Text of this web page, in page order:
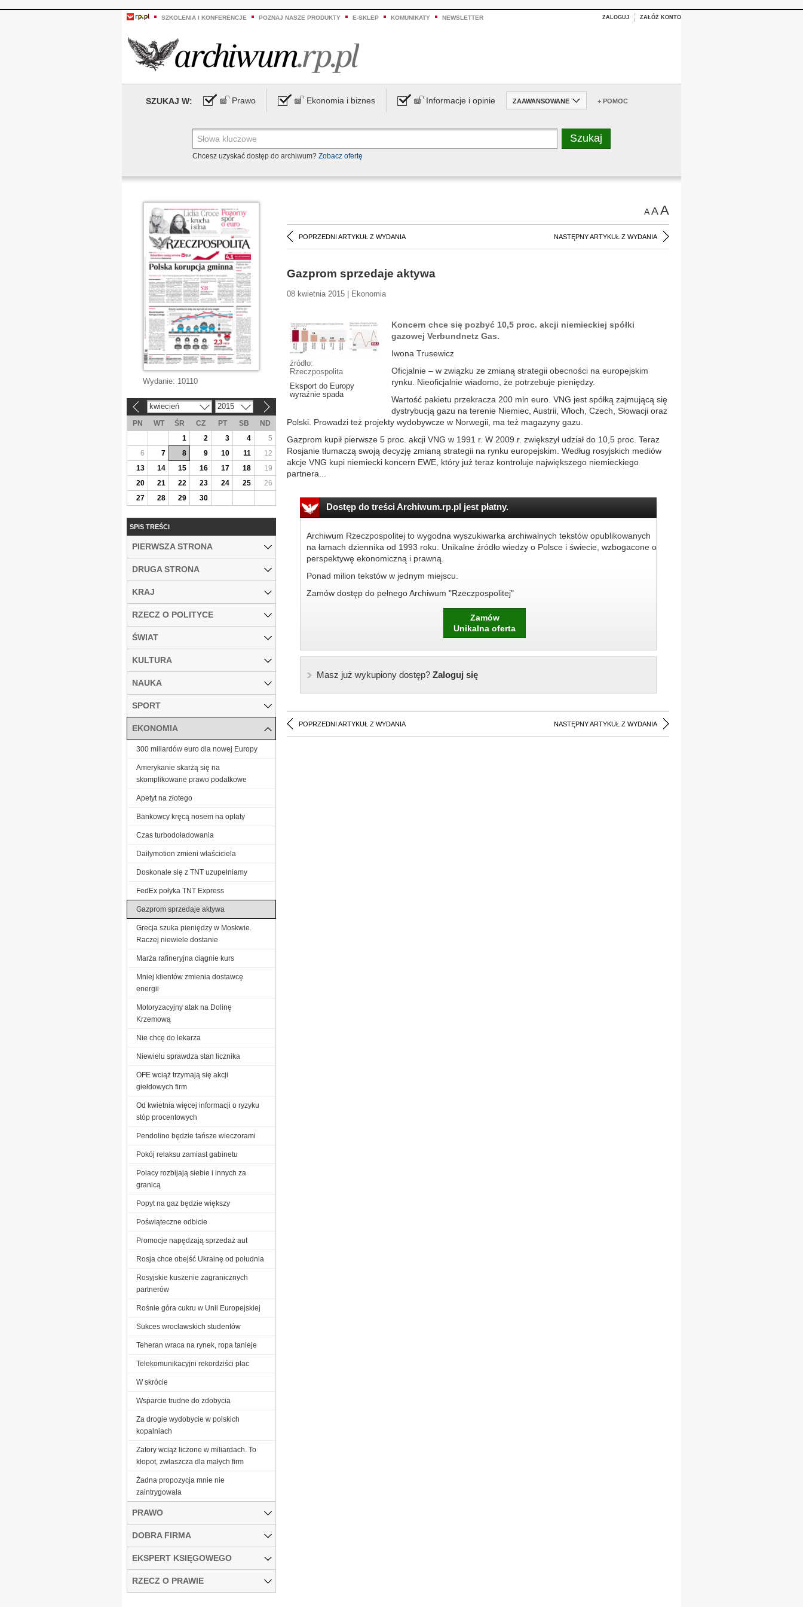
SZKOLENIA I KONFERENCJE POZNAJ NASZE PRODUKTY E-SKLEP KOMUNIKATY NEWSLETTER ZALOGUJ ZAŁÓŻ KONTO
SZUKAJ W: Prawo Ekonomia i biznes Informacje i opinie ZAAWANSOWANE + POMOC
Chcesz uzyskać dostęp do archiwum? Zobacz ofertę
AAA
POPRZEDNI ARTYKUŁ Z WYDANIA NASTĘPNY ARTYKUŁ Z WYDANIA
Gazprom sprzedaje aktywa
08 kwietnia 2015 | Ekonomia
źródło:
Rzeczpospolita
Eksport do Europy
wyraźnie spada
Koncern chce się pozbyć 10,5 proc. akcji niemieckiej spółki
gazowej Verbundnetz Gas.
Iwona Trusewicz
Oficjalnie – w związku ze zmianą strategii obecności na europejskim
rynku. Nieoficjalnie wiadomo, że potrzebuje pieniędzy.
Wartość pakietu przekracza 200 mln euro. VNG jest spółką zajmującą się
dystrybucją gazu na terenie Niemiec, Austrii, Włoch, Czech, Słowacji oraz
Polski. Prowadzi też projekty wydobywcze w Norwegii, ma też magazyny gazu.
Gazprom kupił pierwsze 5 proc. akcji VNG w 1991 r. W 2009 r. zwiększył udział do 10,5 proc. Teraz
Rosjanie tłumaczą swoją decyzję zmianą strategii na rynku europejskim. Według rosyjskich mediów
akcje VNG kupi niemiecki koncern EWE, który już teraz kontroluje największego niemieckiego
partnera...
Dostęp do treści Archiwum.rp.pl jest płatny.
Archiwum Rzeczpospolitej to wygodna wyszukiwarka archiwalnych tekstów opublikowanych
na łamach dziennika od 1993 roku. Unikalne źródło wiedzy o Polsce i świecie, wzbogacone o
perspektywę ekonomiczną i prawną.
Ponad milion tekstów w jednym miejscu.
Zamów dostęp do pełnego Archiwum "Rzeczpospolitej"
Zamów
Unikalna oferta
Masz już wykupiony dostęp?Zaloguj się
POPRZEDNI ARTYKUŁ Z WYDANIA NASTĘPNY ARTYKUŁ Z WYDANIA
Wydanie: 10110
kwiecień 2015
PN WT ŚR CZ PT SB
ND
1
2 3 4
5
6
7 8 9 10 11
12
13
14 15 16 17 18
19
20
21 22 23 24 25
26
27
28 29 30
SPIS TREŚCI
PIERWSZA STRONA
DRUGA STRONA
KRAJ
RZECZ O POLITYCE
ŚWIAT
KULTURA
NAUKA
SPORT
EKONOMIA
300 miliardów euro dla nowej Europy
Amerykanie skarżą się na
skomplikowane prawo podatkowe
Ape­tyt na zło­te­go
Bankowcy kręcą nosem na opłaty
Czas turbodoładowania
Dailymotion zmieni właściciela
Doskonale się z TNT uzupełniamy
FedEx połyka TNT Express
Gazprom sprzedaje aktywa
Grecja szuka pieniędzy w Moskwie.
Raczej niewiele dostanie
Marża rafineryjna ciągnie kurs
Mniej klientów zmienia dostawcę
energii
Motoryzacyjny atak na Dolinę
Krzemową
Nie chcę do lekarza
Niewielu sprawdza stan licznika
OFE wciąż trzymają się akcji
giełdowych firm
Od kwietnia więcej informacji o ryzyku
stóp procentowych
Pendolino będzie tańsze wieczorami
Pokój relaksu zamiast gabinetu
Polacy rozbijają siebie i innych za
granicą
Popyt na gaz będzie większy
Poświąteczne odbicie
Promocje napędzają sprzedaż aut
Rosja chce obejść Ukrainę od południa
Rosyjskie kuszenie zagranicznych
partnerów
Rośnie góra cukru w Unii Europejskiej
Sukces wrocławskich studentów
Teheran wraca na rynek, ropa tanieje
Telekomunikacyjni rekordziści płac
W skrócie
Wsparcie trudne do zdobycia
Za drogie wydobycie w polskich
kopalniach
Zatory wciąż liczone w miliardach. To
kłopot, zwłaszcza dla małych firm
Żadna propozycja mnie nie
zaintrygowała
PRAWO
DOBRA FIRMA
EKSPERT KSIĘGOWEGO
RZECZ O PRAWIE